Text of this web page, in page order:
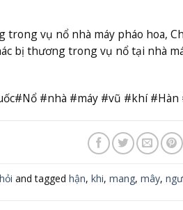
trong vụ nổ nhà máy pháo hoa,
bị thương trong vụ nổ tại nhà
#nhà #máy #vũ #khí
and tagged hận, khi, mang, mây,